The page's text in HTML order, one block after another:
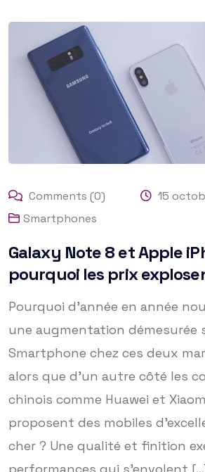
Comments (0)
15
Smartphones
Galaxy Note 8 et Apple
pourquoi les prix
Pourquoi d’année en année
une augmentation démesurée
Smartphone chez ces deux
alors que d’un autre côté les
chinois comme Huawei et
proposent des mobiles
cher ? Une qualité et finition
performances qui s’envolent